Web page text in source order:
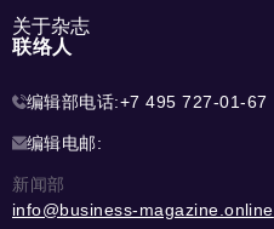
关于杂志
联络人
编辑部电话:+7 495 727-01-67
编辑电邮:
新闻部
info@business-magazine.online